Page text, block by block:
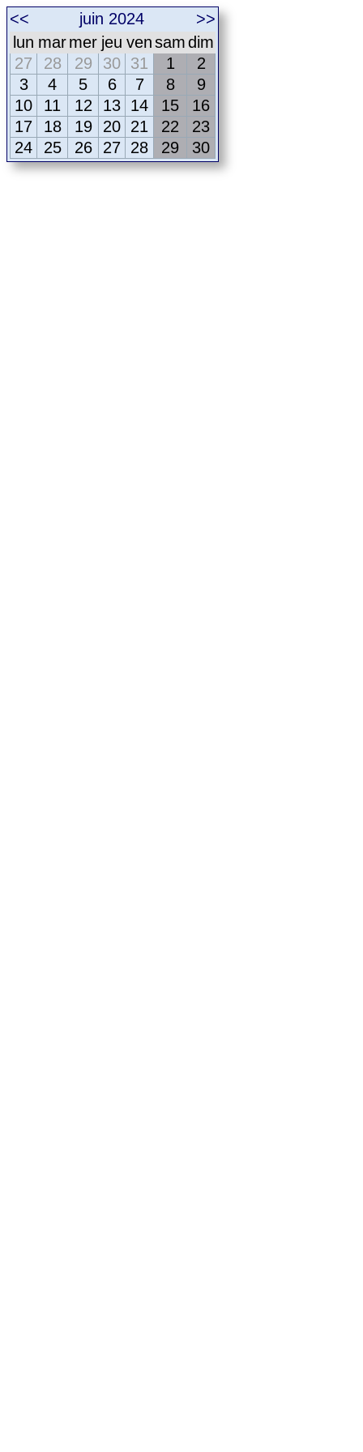
<< juin 2024
>>
lun marmer jeu vensamdim
27
28 29 30 31 1
2
3
4 5 6 7 8
9
10
11 12 13 14 15
16
17
18 19 20 21 22
23
24
25 26 27 28 29 30